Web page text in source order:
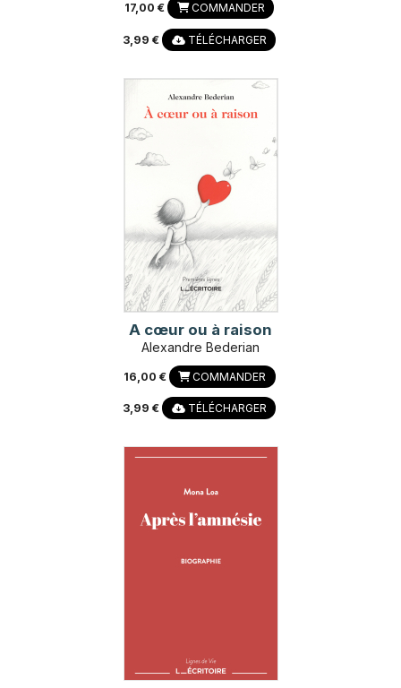
17,00 € COMMANDER
3,99 € TÉLÉCHARGER
A cœur ou à raison
Alexandre Bederian
16,00 € COMMANDER
3,99 € TÉLÉCHARGER